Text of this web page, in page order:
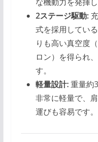
2ステージ駆動:
式を採用してい
りも高い真空度
ロン）を得られ
す。
軽量設計:重量約
非常に軽量で、
運びも容易です。